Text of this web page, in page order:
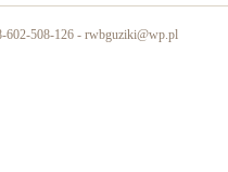
602-508-126 - rwbguziki@wp.pl